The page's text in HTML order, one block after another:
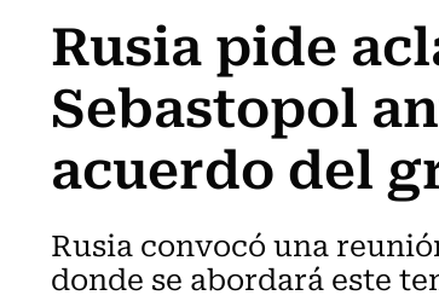
Rusia pide
Sebastopol
acuerdo del
Rusia convocó una
donde se abordará este